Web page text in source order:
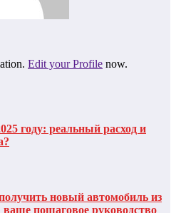
Edit your Profile now.
году: реальный расход и
новый автомобиль из
пошаговое руководство